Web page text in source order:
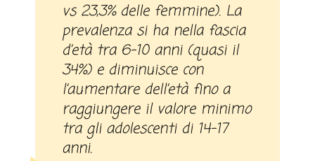
vs 23,3% delle femmine). La
prevalenza si ha nella fascia
d’età tra 6-10 anni (quasi il
34%) e diminuisce con
l’aumentare dell’età fino a
raggiungere il valore minimo
tra gli adolescenti di 14-17
anni.